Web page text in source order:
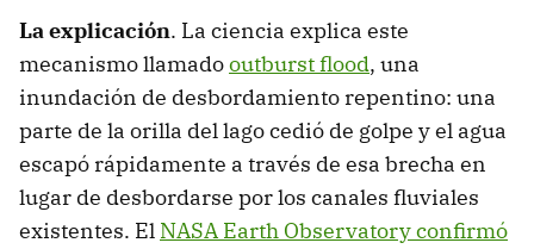
La explicación. La ciencia explica este
mecanismo llamadooutburst flood, una
inundación de desbordamiento repentino: una
parte de la orilla del lago cedió de golpe y el agua
escapó rápidamente a través de esa brecha en
lugar de desbordarse por los canales fluviales
existentes. El NASA Earth Observatory confirmó